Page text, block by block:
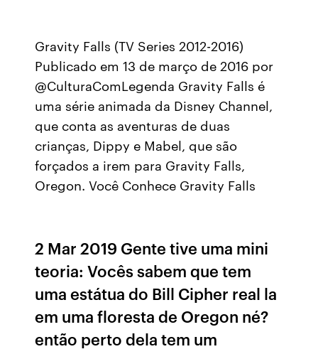
Gravity Falls (TV Series 2012-2016)
Publicado em 13 de março de 2016 por
@CulturaComLegenda Gravity Falls é
uma série animada da Disney Channel,
que conta as aventuras de duas
crianças, Dippy e Mabel, que são
forçados a irem para Gravity Falls,
Oregon. Você Conhece Gravity Falls
2 Mar 2019 Gente tive uma mini
teoria: Vocês sabem que tem
uma estátua do Bill Cipher real la
em uma floresta de Oregon né?
então perto dela tem um